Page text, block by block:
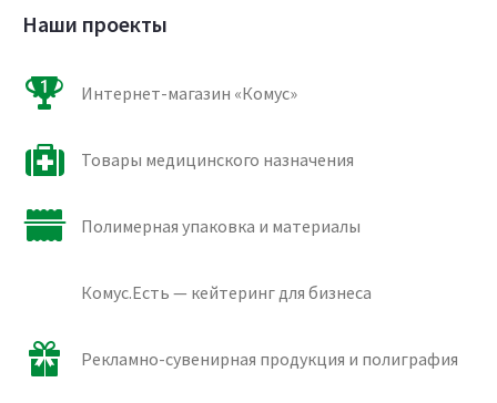
Наши проекты
Интернет-магазин «Комус»
Товары медицинского назначения
Полимерная упаковка и материалы
Комус.Есть — кейтеринг для бизнеса
Рекламно-сувенирная продукция и полиграфия